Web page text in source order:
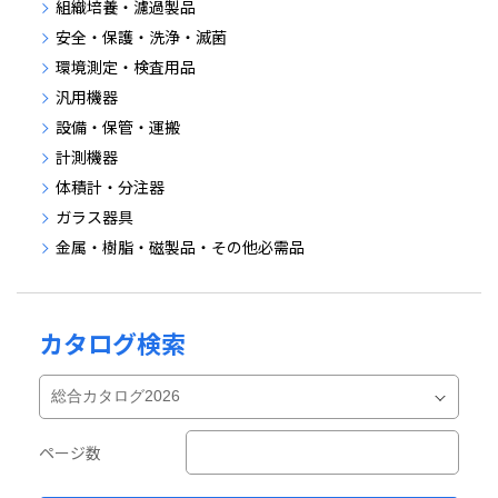
組織培養・濾過製品
安全・保護・洗浄・滅菌
環境測定・検査用品
汎用機器
設備・保管・運搬
計測機器
体積計・分注器
ガラス器具
金属・樹脂・磁製品・その他必需品
カタログ検索
ページ数